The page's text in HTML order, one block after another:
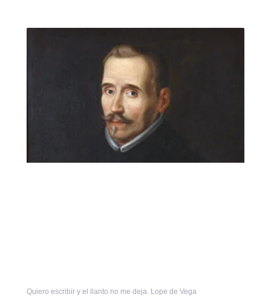
Quiero escribir y el llanto no me deja. Lope de Vega